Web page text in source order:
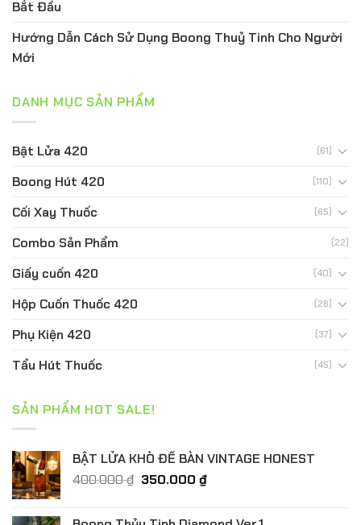
Bắt Đầu
Hướng Dẫn Cách Sử Dụng Boong Thuỷ Tinh Cho Người
Mới
DANH MỤC SẢN PHẨM
Bật Lửa 420 (61)
Boong Hút 420 (110)
Cối Xay Thuốc (65)
Combo Sản Phẩm (22)
Giấy cuốn 420 (40)
Hộp Cuốn Thuốc 420 (26)
Phụ Kiện 420 (37)
Tẩu Hút Thuốc (45)
SẢN PHẨM HOT SALE!
BẬT LỬA KHÒ ĐỂ BÀN VINTAGE HONEST
400.000₫ Giá
350.000 ₫Giá